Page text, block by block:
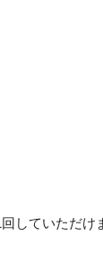
していただけ